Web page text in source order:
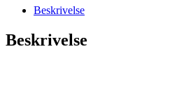
Beskrivelse
Beskrivelse